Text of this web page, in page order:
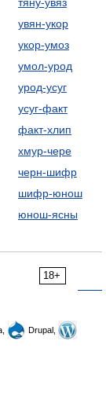
увян-укор
укор-умоз
умол-урод
урод-усуг
усуг-факт
факт-хлип
хмур-чере
черн-шифр
шифр-юнош
юнош-ясны
18+
Drupal,